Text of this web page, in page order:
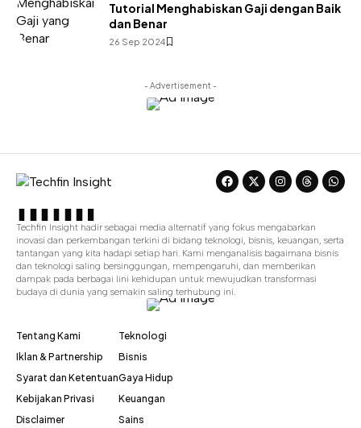
Tutorial Menghabiskan Gaji dengan Baik
dan Benar
26 Sep 2024
- Advertisement -
Techfin Insight hadir sebagai media alternatif yang fokus mengabarkan
inovasi dan perkembangan terkini di bidang teknologi, bisnis, keuangan, serta
tantangan yang kita hadapi setiap hari. Kami menganalisis bagaimana bisnis
dan teknologi saling bersinggungan, mempengaruhi, dan memberikan
dampak pada berbagai lini kehidupan untuk mewujudkan transformasi
budaya di dunia yang semakin saling terhubung ini.
Tentang Kami
Iklan & Partnership
Syarat dan Ketentuan
Kebijakan Privasi
Disclaimer
Teknologi
Bisnis
Gaya Hidup
Keuangan
Sains